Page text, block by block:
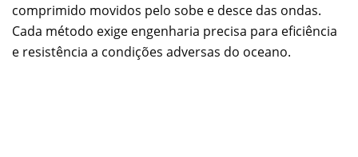
comprimido movidos pelo sobe e desce das ondas.
Cada método exige engenharia precisa para eficiência
e resistência a condições adversas do oceano.